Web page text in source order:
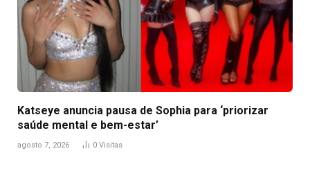
Katseye anuncia pausa de Sophia para ‘priorizar
saúde mental e bem-estar’
agosto 7, 2026 0 Visitas